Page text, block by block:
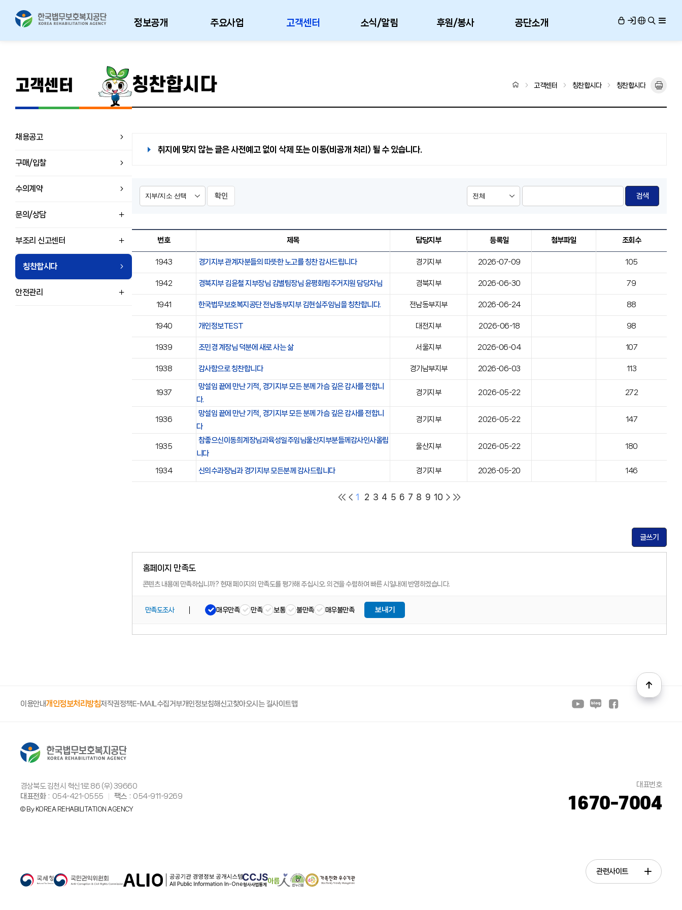
정보공개 주요사업 고객센터 소식/알림 후원/봉사 공단소개
고객센터
채용공고
구매/입찰
수의계약
문의/상담
부조리 신고센터
칭찬합시다
안전관리
칭찬합시다 고객센터 칭찬합시다 칭찬합시다
취지에 맞지 않는 글은 사전예고 없이 삭제 또는 이동(비공개 처리) 될 수 있습니다.
확인 검색
번호 제목 담당지부 등록일 첨부파일 조회수
1943 경기지부 관계자분들의 따뜻한 노고를 칭찬 감사드립니다 경기지부 2026-07-09 105
1942 경북지부 김윤철 지부장님 김별팀장님 윤평화림주거지원 담당자님 경북지부 2026-06-30 79
1941 한국법무보호복지공단 전남동부지부 김현실주임님을 칭찬합니다. 전남동부지부 2026-06-24 88
1940 개인정보TEST 대전지부 2026-06-18 98
1939 조민경 계장님 덕분에 새로 사는 삶 서울지부 2026-06-04 107
1938 감사함으로 칭찬합니다 경기남부지부 2026-06-03 113
1937
망설임 끝에 만난 기적, 경기지부 모든 분께 가슴 깊은 감사를 전합니
다.
경기지부 2026-05-22 272
1936
망설임 끝에 만난 기적, 경기지부 모든 분께 가슴 깊은 감사를 전합니
다
경기지부 2026-05-22 147
1935
참좋으신이동희계장님과육성일주임님울산지부분들께감사인사올립
니다
울산지부 2026-05-22 180
1934 신의수과장님과 경기지부 모든분께 감사드립니다 경기지부 2026-05-20 146
1 2 3 4 5 6 7 8 9 10
글쓰기
홈페이지 만족도
콘텐츠 내용에 만족하십니까? 현재 페이지의 만족도를 평가해 주십시오. 의견을 수렴하여 빠른 시일내에 반영하겠습니다.
만족도조사 매우만족 만족 보통 불만족 매우불만족 보내기
이용안내개인정보처리방침저작권정책E-MAIL수집거부개인정보침해신고찾아오시는 길사이트맵
경상북도 김천시 혁신1로 86 (우) 39660
대표전화
054-421-0555 팩스 054-911-9269
© By KOREA REHABILITATION AGENCY
대표번호
1670-7004
관련사이트